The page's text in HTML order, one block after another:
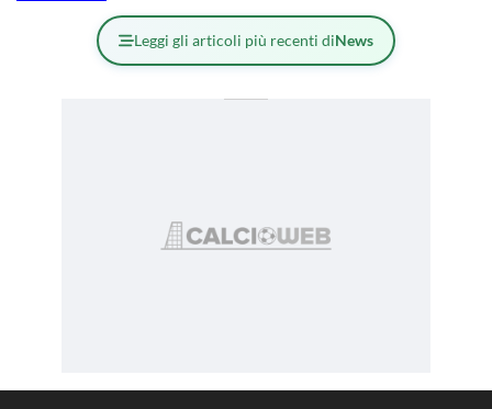
Leggi gli articoli più recenti diNews